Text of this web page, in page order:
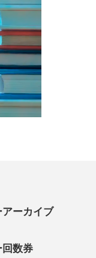
アーカイブ
回数券